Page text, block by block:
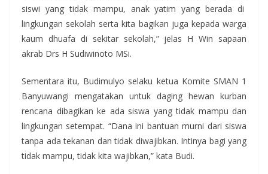
siswi yang tidak mampu, anak yatim yang berada di
lingkungan sekolah serta kita bagikan juga kepada warga
kaum dhuafa di sekitar sekolah,” jelas H Win sapaan
akrab Drs H Sudiwinoto MSi.
Sementara itu, Budimulyo selaku ketua Komite SMAN 1
Banyuwangi mengatakan untuk daging hewan kurban
rencana dibagikan ke ada siswa yang tidak mampu dan
lingkungan setempat. “Dana ini bantuan murni dari siswa
tanpa ada tekanan dan tidak diwajibkan. Intinya bagi yang
tidak mampu, tidak kita wajibkan,” kata Budi.